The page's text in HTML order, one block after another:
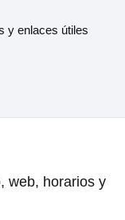
y enlaces útiles
web, horarios y